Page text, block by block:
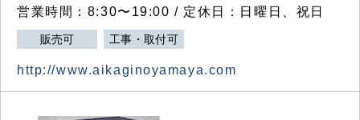
営業時間：8:30〜19:00 / 定休日：日曜日、祝日
販売可 工事・取付可
http://www.aikaginoyamaya.com